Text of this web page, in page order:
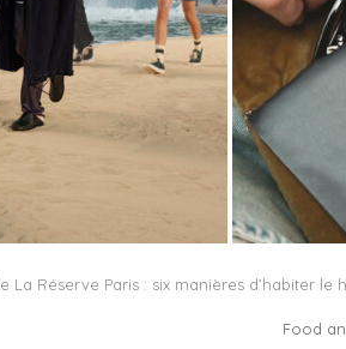
MASCULINE
IAKOVOU
LE
La Réserve Paris : six manières d’habiter le
Food